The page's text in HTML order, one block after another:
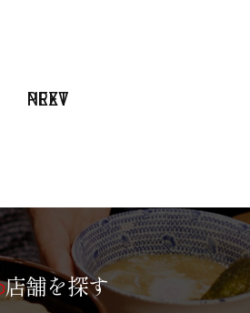
PREV
NEXT
店舗を探す